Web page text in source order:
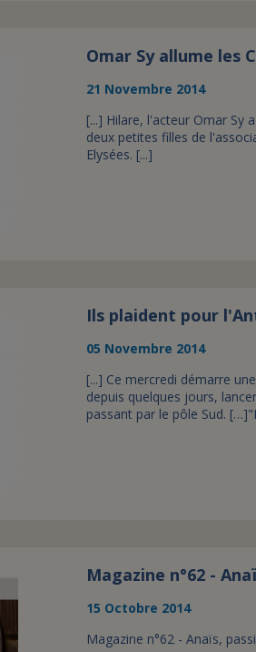
Omar Sy allume les
21 Novembre 2014
[...] Hilare, l'acteur Omar Sy
deux petites filles de
Elysées. [...]
Ils plaident pour
05 Novembre 2014
[...] Ce mercredi démarre
depuis quelques jours,
passant par le pôle Sud.
Magazine n°62 -
15 Octobre 2014
Magazine n°62 - Anaïs,